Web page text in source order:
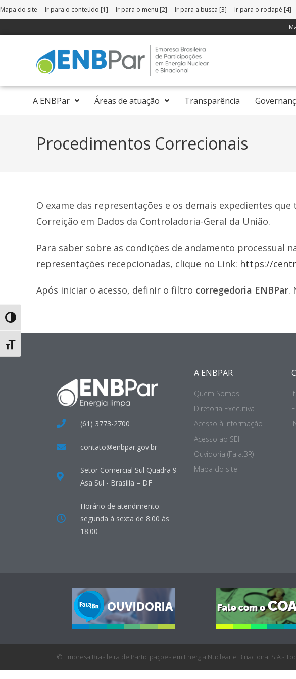
Toggle High Contrast
Toggle Font size
Mapa do site Ir para o conteúdo [1] Ir para o menu [2] Ir para a busca [3] Ir para o rodapé [4]
A ENBPar Áreas de atuação Transparência
Procedimentos Correcionais
O exame das representações e os demais expedientes
Correição em Dados da Controladoria-Geral da União.
Para saber sobre as condições de andamento processual
representações recepcionadas, clique no Link: https://
Após iniciar o acesso, definir o filtro corregedoria ENBPar.
(61) 3773-2700
contato@enbpar.gov.br
Setor Comercial Sul Quadra 9 -
Asa Sul - Brasília – DF
Horário de atendimento:
segunda à sexta de 8:00 às
18:00
A ENBPAR
Quem Somos
Diretoria Executiva
Acesso à Informação
Acesso ao SEI
Ouvidoria (Fala.BR)
Mapa do site
© Empresa Brasileira de Participações em Energia Nuclear e Binacional S.A.-